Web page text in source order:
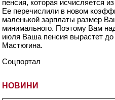
НОВИНИ
пенсия, которая исчисляется
Ее перечислили в новом
маленькой зарплаты размер
минимального. Поэтому Вам
июля Ваша пенсия вырастет до
Мастюгина.
Соцпортал